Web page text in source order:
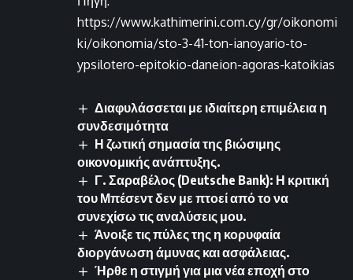
https://www.kathimerini.com.cy/gr/oikonomi
ki/oikonomia/sto-3-41-ton-ianoyario-to-
ypsilotero-epitokio-daneion-agoras-katoikias
Διαφυλάσσεται με ιδιαίτερη επιμέλεια η
συνδεσιμότητα
Η ζωτική σημασία της βιώσιμης
οικονομικής ανάπτυξης.
Γ. Σαραβέλος (Deutsche Bank): Η κριτική
του Μπέσεντ δεν με πτοεί από το να
συνεχίσω τις αναλύσεις μου.
Άνοιξε τις πύλες της η κορυφαία
διοργάνωση άμυνας και ασφάλειας.
Ήρθε η στιγμή για μια νέα εποχή στο